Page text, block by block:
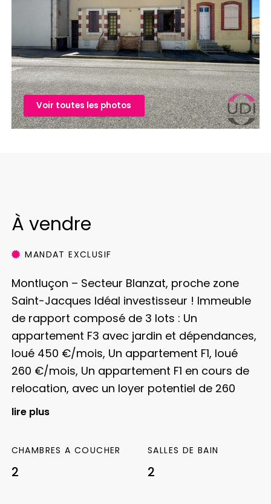
Voir toutes les photos
À vendre
MANDAT EXCLUSIF
Montluçon – Secteur Blanzat, proche zone
Saint-Jacques Idéal investisseur ! Immeuble
de rapport composé de 3 lots : Un
appartement F3 avec jardin et dépendances,
loué 450 €/mois, Un appartement F1, loué
260 €/mois, Un appartement F1 en cours de
relocation, avec un loyer potentiel de 260
€/mois.
rendement intéressant !
lire plus
CHAMBRES A COUCHER
2
SALLES DE BAIN
2